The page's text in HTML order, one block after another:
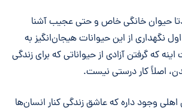
حیوان خانگی خاص و حتی عجیب آشنا
نگهداری از این حیوانات هیجان‌انگیز به
که گرفتن آزادی از حیواناتی که برای زندگی
اصلاً کار درستی نیست.
وجود داره که عاشق زندگی کنار انسان‌ها